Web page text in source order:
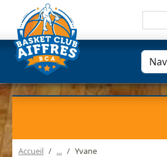
Accueil Yvane
Panneau de gestion des cookies